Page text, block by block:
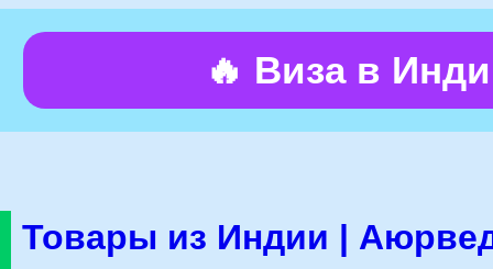
🔥 Виза в
Товары из Индии |